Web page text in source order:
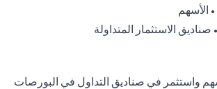
● الأسهم
● صناديق الاستثمار المتداولة
واستثمر في صناديق التداول في البورصات